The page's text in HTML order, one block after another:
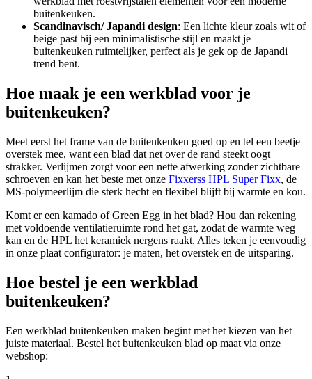
buitenkeuken.
Scandinavisch/ Japandi design: Een lichte kleur zoals wit of
beige past bij een minimalistische stijl en maakt je
buitenkeuken ruimtelijker, perfect als je gek op de Japandi
trend bent.
Hoe maak je een werkblad voor je
buitenkeuken?
Meet eerst het frame van de buitenkeuken goed op en tel een beetje
overstek mee, want een blad dat net over de rand steekt oogt
strakker. Verlijmen zorgt voor een nette afwerking zonder zichtbare
schroeven en kan het beste met onze Fixxerss HPL Super Fixx, de
MS-polymeerlijm die sterk hecht en flexibel blijft bij warmte en kou.
Komt er een kamado of Green Egg in het blad? Hou dan rekening
met voldoende ventilatieruimte rond het gat, zodat de warmte weg
kan en de HPL het keramiek nergens raakt. Alles teken je eenvoudig
in onze plaat configurator: je maten, het overstek en de uitsparing.
Hoe bestel je een werkblad
buitenkeuken?
Een werkblad buitenkeuken maken begint met het kiezen van het
juiste materiaal. Bestel het buitenkeuken blad op maat via onze
webshop: